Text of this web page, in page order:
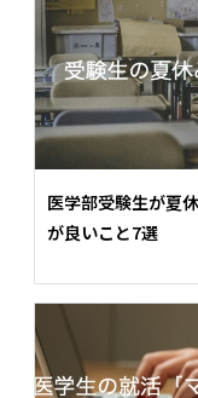
医学部受験生が夏
が良いこと7選